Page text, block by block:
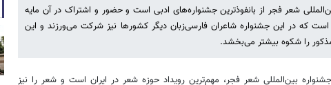
شعر فجر از بانفوذترین جشنواره‌های ادبی است و حضور و اشتراک در آن مایه
که در این جشنواره شاعران فارسی‌زبان دیگر کشورها نیز شرکت می‌ورزند و این
را شکوه بیشتر می‌بخشد.
بین‌المللی شعر فجر، مهم‌ترین رویداد حوزه شعر در ایران است و شعر را نیز